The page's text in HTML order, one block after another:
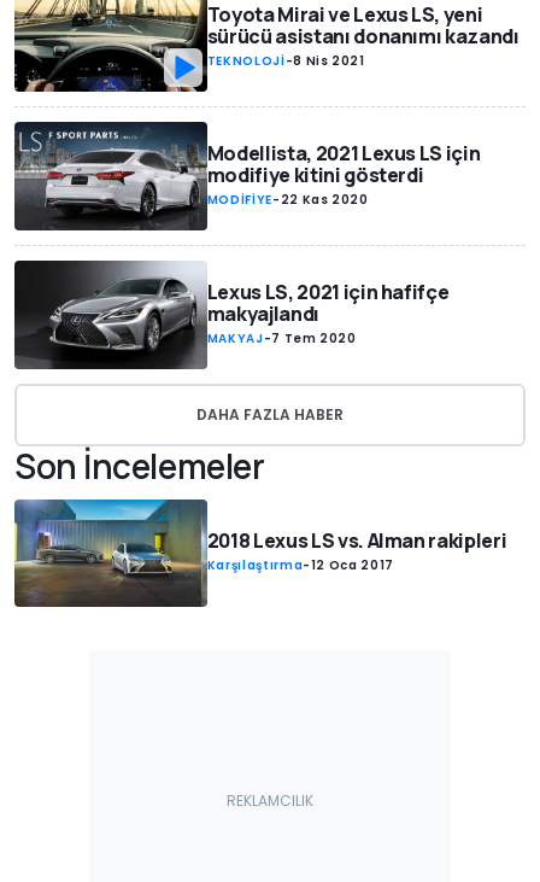
Toyota Mirai ve Lexus LS, yeni
sürücü asistanı donanımı kazandı
TEKNOLOJİ-8 Nis 2021
Modellista, 2021 Lexus LS için
modifiye kitini gösterdi
MODİFİYE- 22 Kas 2020
Lexus LS, 2021 için hafifçe
makyajlandı
MAKYAJ-7 Tem 2020
DAHA FAZLA HABER
Son İncelemeler
2018 Lexus LS vs. Alman rakipleri
Karşılaştırma-12 Oca 2017